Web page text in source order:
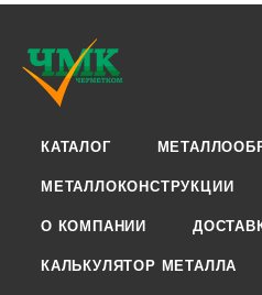
КАТАЛОГ
МЕТАЛЛОКОНСТРУКЦИИ
О КОМПАНИИ
КАЛЬКУЛЯТОР МЕТАЛЛА